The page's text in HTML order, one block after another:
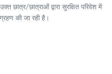
छात्र/छात्राओं द्वारा सुरक्षित परिवेश में
की जा रही है।